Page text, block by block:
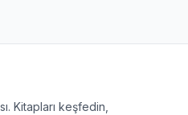
Kitapları keşfedin,